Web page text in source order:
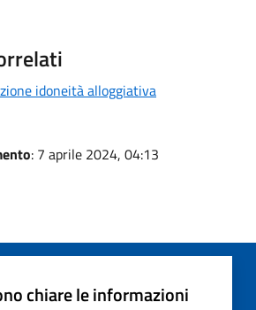
idoneità alloggiativa
: 7 aprile 2024, 04:13
chiare le informazioni